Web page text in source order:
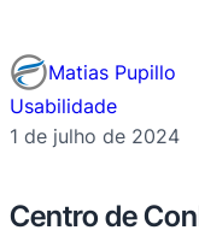
Matias Pupillo
Usabilidade
1 de julho de 2024
Centro de